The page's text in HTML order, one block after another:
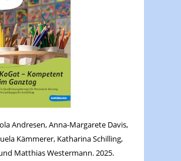
Andresen, Anna-Margarete Davis,
Kämmerer, Katharina Schilling,
Matthias Westermann. 2025.